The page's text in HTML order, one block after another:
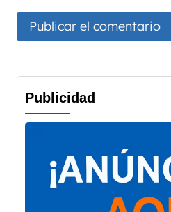
Publicidad